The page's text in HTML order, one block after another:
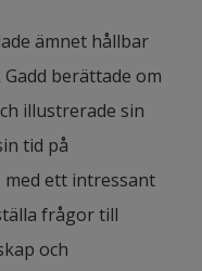
ämnet hållbar
berättade om
illustrerade sin
tid på
ett intressant
frågor till
och